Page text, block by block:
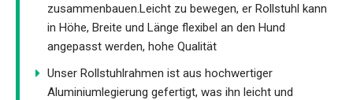
zusammenbauen.Leicht zu bewegen, er Rollstuhl kann
in Höhe, Breite und Länge flexibel an den Hund
angepasst werden, hohe Qualität
Unser Rollstuhlrahmen ist aus hochwertiger
Aluminiumlegierung gefertigt, was ihn leicht und